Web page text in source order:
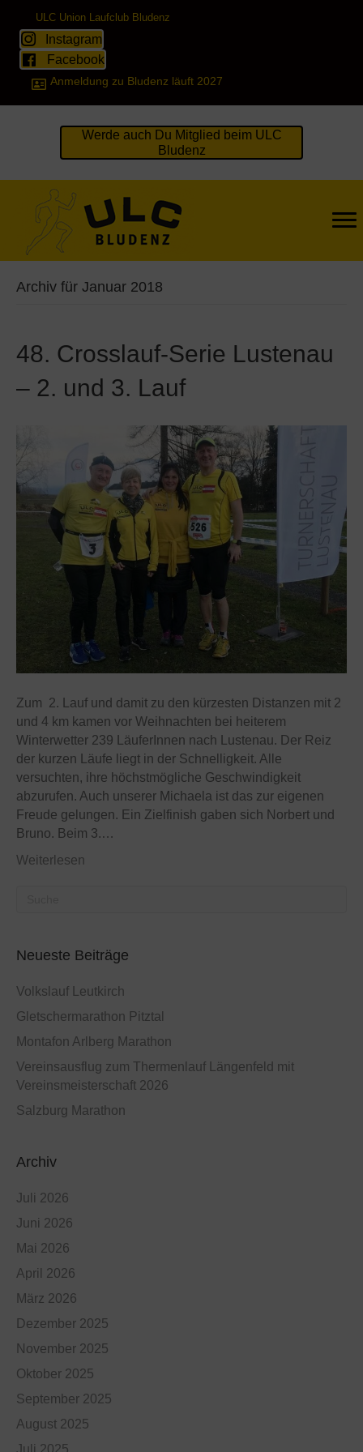
ULC Union Laufclub Bludenz
Instagram
Facebook
Anmeldung zu Bludenz läuft 2027
Werde auch Du Mitglied beim ULC
Bludenz
Archiv für Januar 2018
48. Crosslauf-Serie Lustenau
– 2. und 3. Lauf
Zum 2. Lauf und damit zu den kürzesten Distanzen mit 2
und 4 km kamen vor Weihnachten bei heiterem
Winterwetter 239 LäuferInnen nach Lustenau. Der Reiz
der kurzen Läufe liegt in der Schnelligkeit. Alle
versuchten, ihre höchstmögliche Geschwindigkeit
abzurufen. Auch unserer Michaela ist das zur eigenen
Freude gelungen. Ein Zielfinish gaben sich Norbert und
Bruno. Beim 3.…
Weiterlesen
Neueste Beiträge
Volkslauf Leutkirch
Gletschermarathon Pitztal
Montafon Arlberg Marathon
Vereinsausflug zum Thermenlauf Längenfeld mit
Vereinsmeisterschaft 2026
Salzburg Marathon
Archiv
Juli 2026
Juni 2026
Mai 2026
April 2026
März 2026
Dezember 2025
November 2025
Oktober 2025
September 2025
August 2025
Juli 2025